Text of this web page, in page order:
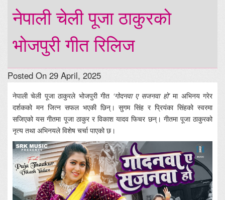
नेपाली चेली पूजा ठाकुरको
भोजपुरी गीत रिलिज
Posted On 29 April, 2025
नेपाली चेली पूजा ठाकुरले भोजपुरी गीत ‘गोदनवा ए सजनवा हो’मा अभिनय गरेर
दर्शकको मन जित्न सफल भएकी छिन्। सुगम सिंह र प्रियंका सिंहको स्वरमा
सजिएको यस गीतमा पूजा ठाकुर र विकाश यादव फिचर छन्। गीतमा पूजा ठाकुरको
नृत्य तथा अभिनयले विशेष चर्चा पाएको छ।